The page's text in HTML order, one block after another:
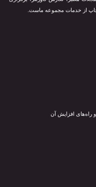
چاپ از خدمات مجموعه ماست.
راه‌های افزایش آن